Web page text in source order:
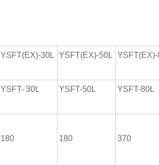
YSFT(EX)-30L YSFT(EX)-50L YSFT(EX)-
YSFT- 30L YSFT-50L YSFT-80L
180 180 370